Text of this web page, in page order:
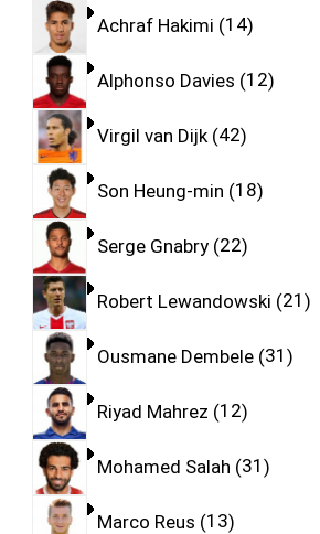
Achraf Hakimi 14
Alphonso Davies 12
Virgil van Dijk 42
Son Heung-min 18
Serge Gnabry 22
Robert Lewandowski 21
Ousmane Dembele 31
Riyad Mahrez 12
Mohamed Salah 31
Marco Reus 13